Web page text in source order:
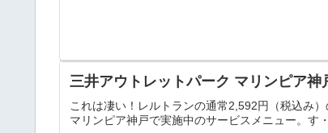
三井アウトレットパーク マリンピア神
これは凄い！レルトランの通常2,592円（税込み
マリンピア神戸で実施中のサービスメニュー。す